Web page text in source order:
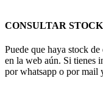
CONSULTAR STOCK
Puede que haya stock
en la web aún. Si tienes
por whatsapp o por mail